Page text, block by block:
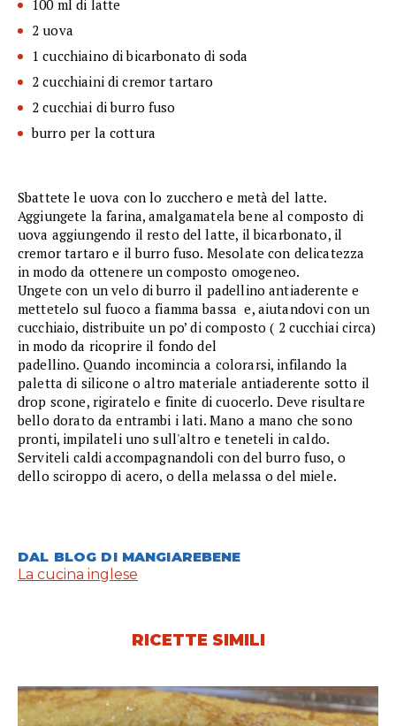
100 ml di latte
2 uova
1 cucchiaino di bicarbonato di soda
2 cucchiaini di cremor tartaro
2 cucchiai di burro fuso
burro per la cottura
Sbattete le uova con lo zucchero e metà del latte.
Aggiungete la farina, amalgamatela bene al composto di
uova aggiungendo il resto del latte, il bicarbonato, il
cremor tartaro e il burro fuso. Mesolate con delicatezza
in modo da ottenere un composto omogeneo.
Ungete con un velo di burro il padellino antiaderente e
mettetelo sul fuoco a fiamma bassa e, aiutandovi con un
cucchiaio, distribuite un po’ di composto ( 2 cucchiai circa)
in modo da ricoprire il fondo del
padellino. Quando incomincia a colorarsi, infilando la
paletta di silicone o altro materiale antiaderente sotto il
drop scone, rigiratelo e finite di cuocerlo. Deve risultare
bello dorato da entrambi i lati. Mano a mano che sono
pronti, impilateli uno sull'altro e teneteli in caldo.
Serviteli caldi accompagnandoli con del burro fuso, o
dello sciroppo di acero, o della melassa o del miele.
DAL BLOG DI MANGIAREBENE
La cucina inglese
RICETTE SIMILI